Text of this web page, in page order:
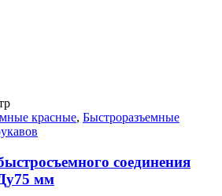
красные, Быстроразъемные
соединения
мм